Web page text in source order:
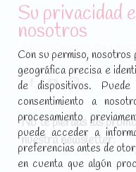
Política de cookies
SÍGUENOS EN
Encuéntranos en:
Facebook
page
opens
in
new
YouTube
page
opens
in
new
Instagram
page
opens
in
new
No te pierdas las
nuestra newsletter:
Su privacidad
nosotros
Con su permiso, nosotros
geográfica precisa e
de dispositivos.
consentimiento a
procesamiento
puede acceder a
preferencias antes de
en cuenta que algún